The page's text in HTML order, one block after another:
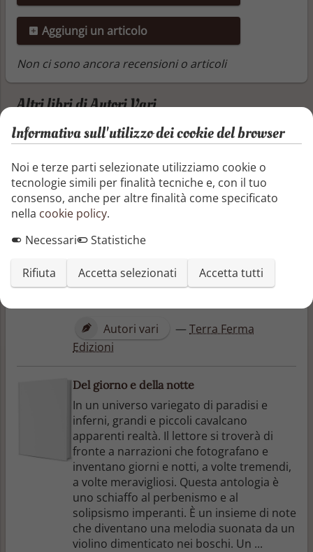
Aggiungi un articolo
Non ci sono ancora recensioni o articoli
Altri libri di Autori Vari
Storie di vita migrante
Dieci tasselli di uno stesso mosaico. Dieci
storie ben scritte che ci raccontano le vite
“normali” e allo stesso tempo
straordinarie di chi ha scelto di prendere
intraprendere un cammino diverso, non
sempre facile, lontano dalla propria terra
e dalle proprie radici, in cerca di un futuro
migliore per sé o per la propria famiglia.
Autori vari
—Terra Ferma
Edizioni
Del giorno e della notte
In un universo variegato di paradisi e
inferni, grandi e piccoli cavalcano
apparenti realtà. Il lettore si troverà di
fronte a narrazioni che fotografano e
inventano giorni e notti, a volte tremendi,
a volte meravigliosi. Questa antologia è
uno schiaffo al perbenismo e al
solipsismo imperanti. È un insieme di note
che diventano una melodia suonata da un
violino dimenticato nei boschi. Un ...
Informativa sull'utilizzo dei cookie del browser
Noi e terze parti selezionate utilizziamo cookie o
tecnologie simili per finalità tecniche e, con il tuo
consenso, anche per altre finalità come specificato
nella cookie policy.
Necessari
Statistiche
Rifiuta Accetta selezionati Accetta tutti